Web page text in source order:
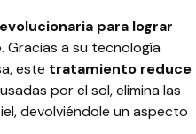
para lograr
. Gracias a su tecnología
este tratamiento reduce
por el sol, elimina las
devolviéndole un aspecto